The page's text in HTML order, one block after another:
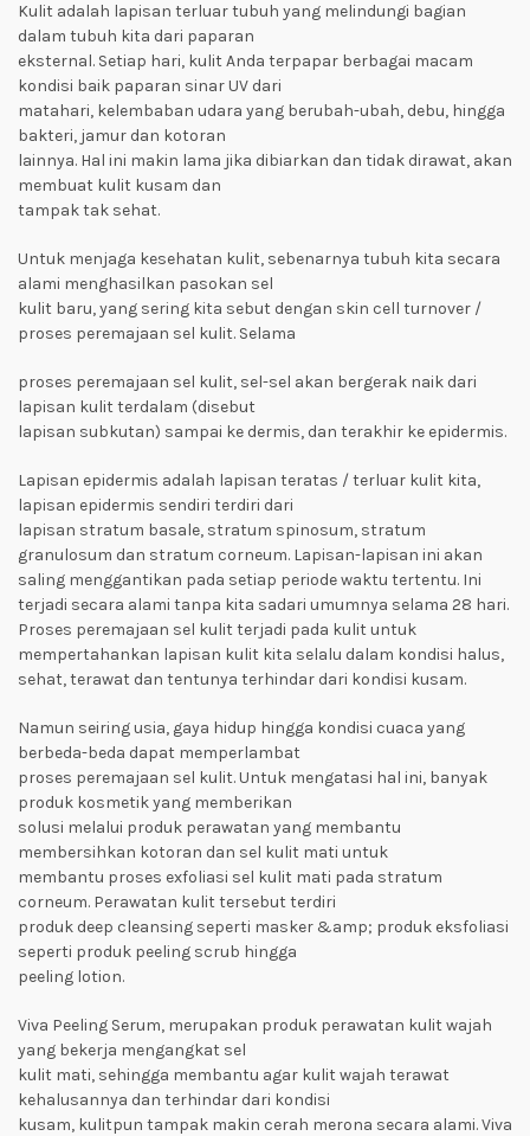
Kulit adalah lapisan terluar tubuh yang melindungi bagian
dalam tubuh kita dari paparan
eksternal. Setiap hari, kulit Anda terpapar berbagai macam
kondisi baik paparan sinar UV dari
matahari, kelembaban udara yang berubah-ubah, debu, hingga
bakteri, jamur dan kotoran
lainnya. Hal ini makin lama jika dibiarkan dan tidak dirawat, akan
membuat kulit kusam dan
tampak tak sehat.
Untuk menjaga kesehatan kulit, sebenarnya tubuh kita secara
alami menghasilkan pasokan sel
kulit baru, yang sering kita sebut dengan skin cell turnover /
proses peremajaan sel kulit. Selama
proses peremajaan sel kulit, sel-sel akan bergerak naik dari
lapisan kulit terdalam (disebut
lapisan subkutan) sampai ke dermis, dan terakhir ke epidermis.
Lapisan epidermis adalah lapisan teratas / terluar kulit kita,
lapisan epidermis sendiri terdiri dari
lapisan stratum basale, stratum spinosum, stratum
granulosum dan stratum corneum. Lapisan-lapisan ini akan
saling menggantikan pada setiap periode waktu tertentu. Ini
terjadi secara alami tanpa kita sadari umumnya selama 28 hari.
Proses peremajaan sel kulit terjadi pada kulit untuk
mempertahankan lapisan kulit kita selalu dalam kondisi halus,
sehat, terawat dan tentunya terhindar dari kondisi kusam.
Namun seiring usia, gaya hidup hingga kondisi cuaca yang
berbeda-beda dapat memperlambat
proses peremajaan sel kulit. Untuk mengatasi hal ini, banyak
produk kosmetik yang memberikan
solusi melalui produk perawatan yang membantu
membersihkan kotoran dan sel kulit mati untuk
membantu proses exfoliasi sel kulit mati pada stratum
corneum. Perawatan kulit tersebut terdiri
produk deep cleansing seperti masker &amp; produk eksfoliasi
seperti produk peeling scrub hingga
peeling lotion.
Viva Peeling Serum, merupakan produk perawatan kulit wajah
yang bekerja mengangkat sel
kulit mati, sehingga membantu agar kulit wajah terawat
kehalusannya dan terhindar dari kondisi
kusam, kulitpun tampak makin cerah merona secara alami. Viva